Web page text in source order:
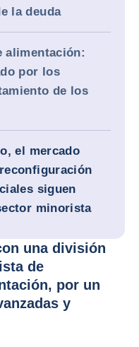
la deuda
alimentación:
por los
de los
el mercado
siguen
minorista
una división
de
por un
y